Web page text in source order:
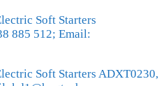
Soft Starters
885 512; Email:
Soft Starters ADXT0230,